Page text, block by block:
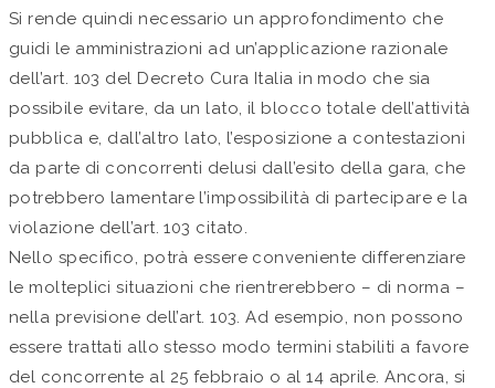
Si rende quindi necessario un approfondimento che
guidi le amministrazioni ad un’applicazione razionale
dell’art. 103 del Decreto Cura Italia in modo che sia
possibile evitare, da un lato, il blocco totale dell’attività
pubblica e, dall’altro lato, l’esposizione a contestazioni
da parte di concorrenti delusi dall’esito della gara, che
potrebbero lamentare l’impossibilità di partecipare e la
violazione dell’art. 103 citato.
Nello specifico, potrà essere conveniente differenziare
le molteplici situazioni che rientrerebbero – di norma –
nella previsione dell’art. 103. Ad esempio, non possono
essere trattati allo stesso modo termini stabiliti a favore
del concorrente al 25 febbraio o al 14 aprile. Ancora, si